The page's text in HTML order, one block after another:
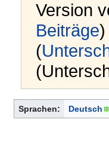
Version
Beiträge)
(
Sprachen: Deutsch